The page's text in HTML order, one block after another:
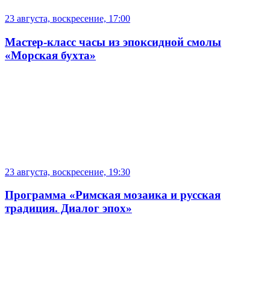
23 августа, воскресение, 17:00
Мастер-класс часы из эпоксидной смолы
«Морская бухта»
23 августа, воскресение, 19:30
Программа «Римская мозаика и русская
традиция. Диалог эпох»